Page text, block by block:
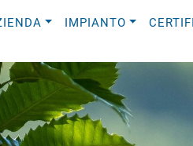
IMPIANTO